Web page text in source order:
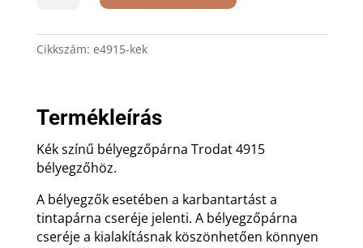
bélyegzőhöz
Cikkszám: e4915-kek
Termékleírás
Kék színű bélyegzőpárna Trodat 4915
bélyegzőhöz.
A bélyegzők esetében a karbantartást a
tintapárna cseréje jelenti. A bélyegzőpárna
cseréje a kialakításnak köszönhetően könnyen